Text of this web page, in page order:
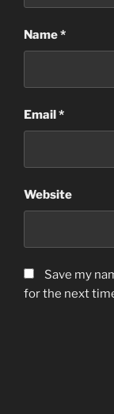
Name*
Email *
Website
Save my
for the next